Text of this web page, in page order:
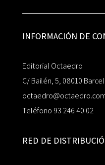
INFORMACIÓN DE
Editorial Octaedro
C/ Bailén, 5, 08010
Teléfono 93 246 40 02
RED DE